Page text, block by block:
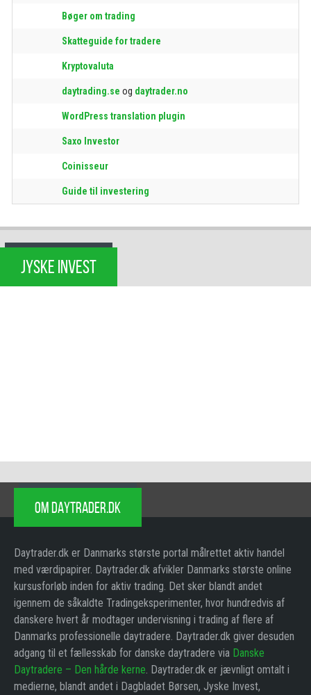
Bøger om trading
Skatteguide for tradere
Kryptovaluta
daytrading.se og daytrader.no
WordPress translation plugin
Saxo Investor
Coinisseur
Guide til investering
JYSKE INVEST
OM DAYTRADER.DK
Daytrader.dk er Danmarks største portal målrettet aktiv handel
med værdipapirer. Daytrader.dk afvikler Danmarks største online
kursusforløb inden for aktiv trading. Det sker blandt andet
igennem de såkaldte Tradingeksperimenter, hvor hundredvis af
danskere hvert år modtager undervisning i trading af flere af
Danmarks professionelle daytradere. Daytrader.dk giver desuden
adgang til et fællesskab for danske daytradere via Danske
Daytradere – Den hårde kerne. Daytrader.dk er jævnligt omtalt i
medierne, blandt andet i Dagbladet Børsen, Jyske Invest,